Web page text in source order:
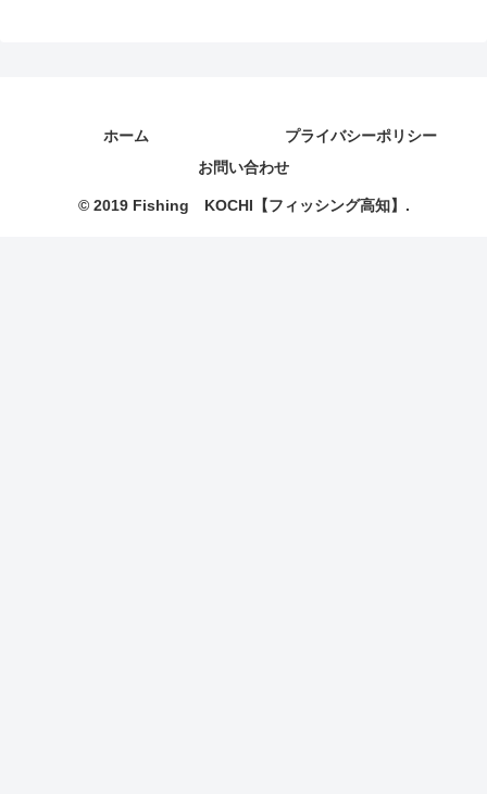
ホーム
プライバシーポリシー
お問い合わせ
© 2019 Fishing KOCHI【フィッシング高知】.